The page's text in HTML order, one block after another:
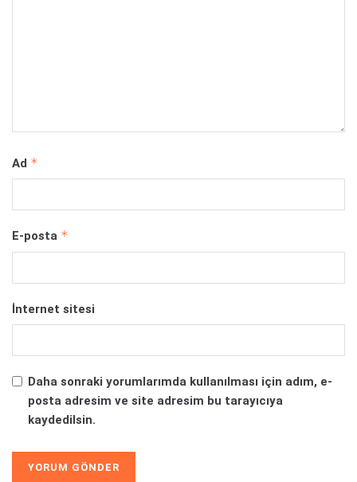
Ad *
E-posta *
İnternet sitesi
Daha sonraki yorumlarımda kullanılması için adım, e-
posta adresim ve site adresim bu tarayıcıya
kaydedilsin.